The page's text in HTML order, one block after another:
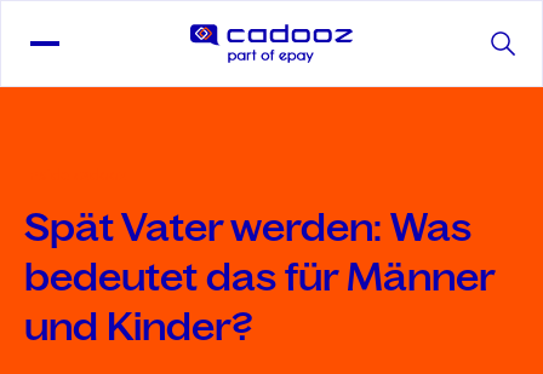
Spät Vater werden: Was
bedeutet das für Männer
und Kinder?